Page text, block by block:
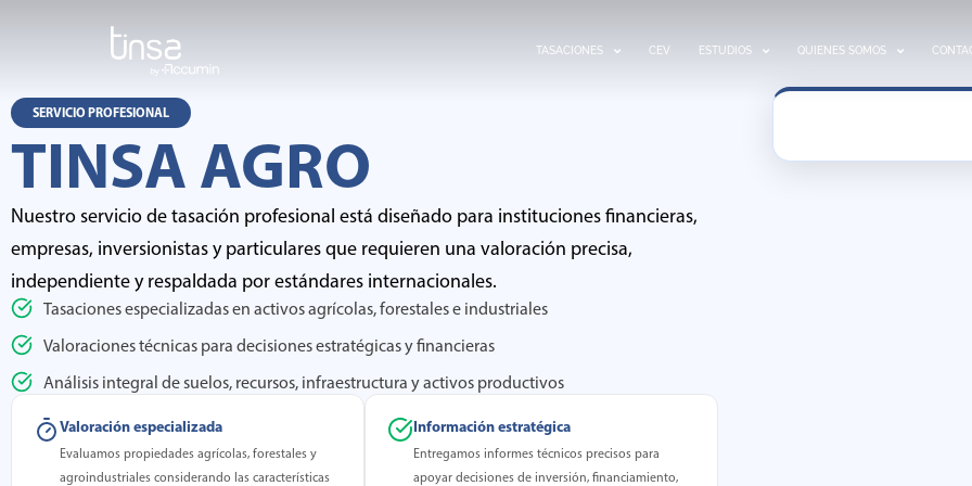
TASACIONES CEV ESTUDIOS QUIENES SOMOS
SERVICIO PROFESIONAL
TINSA AGRO
Nuestro servicio de tasación profesional está diseñado para instituciones financieras,
empresas, inversionistas y particulares que requieren una valoración precisa,
independiente y respaldada por estándares internacionales.
Tasaciones especializadas en activos agrícolas, forestales e industriales
Valoraciones técnicas para decisiones estratégicas y financieras
Análisis integral de suelos, recursos, infraestructura y activos productivos
Valoración especializada
Evaluamos propiedades agrícolas, forestales y
agroindustriales considerando las características
Información estratégica
Entregamos informes técnicos precisos para
apoyar decisiones de inversión, financiamiento,